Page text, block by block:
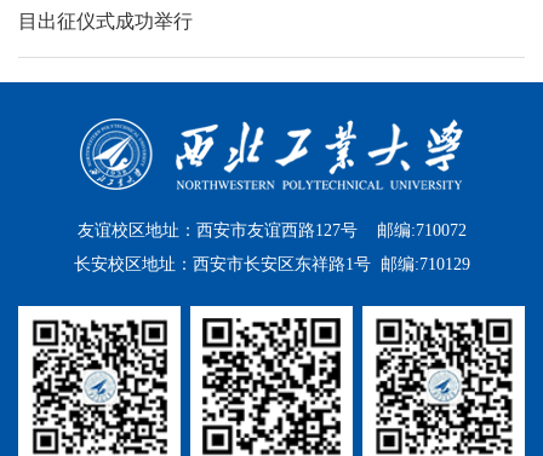
目出征仪式成功举行
友谊校区地址：西安市友谊西路127号 邮编:710072
长安校区地址：西安市长安区东祥路1号 邮编:710129